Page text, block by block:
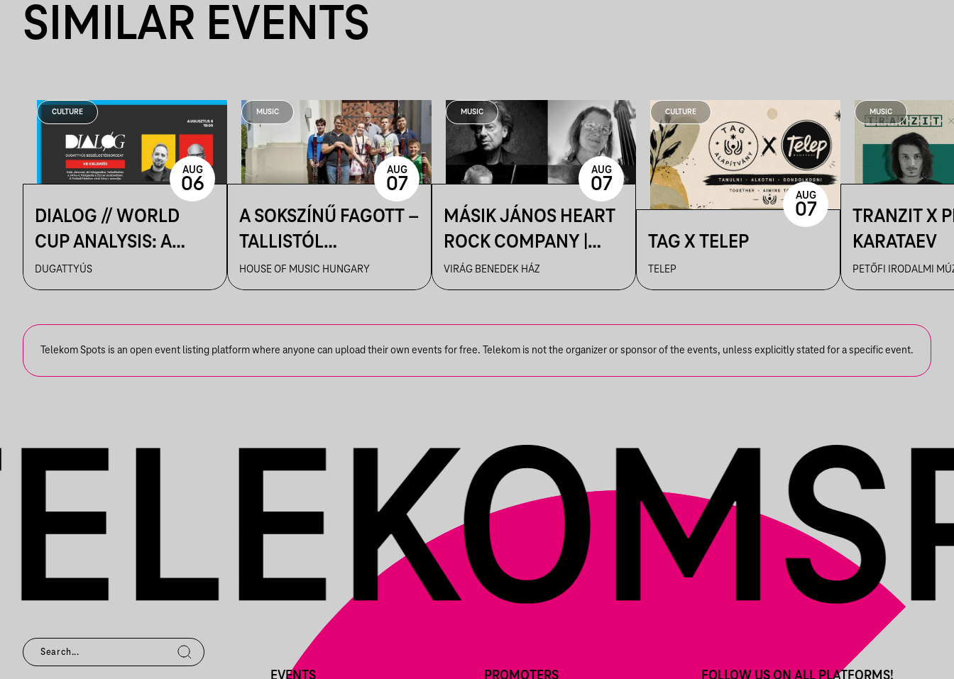
SIMILAR EVENTS
CULTURE
DIALOG // WORLD
CUP ANALYSIS: A
CONVERSATION
BETWEEN DR. TAMÁS
GERŐ AND JÁNOS
KELE
DUGATTYÚS
AUG
06
MUSIC
A SOKSZÍNŰ FAGOTT –
TALLISTÓL
PIAZZOLLÁIG
HOUSE OF MUSIC HUNGARY
AUG
07
MUSIC
MÁSIK JÁNOS HEART
ROCK COMPANY |
VBH NYÁR
VIRÁG BENEDEK HÁZ
AUG
07
CULTURE
TAG X TELEP
TELEP
AUG
07
MUSIC
TRANZIT X
KARATAEV
PETŐFI IRODALMI
Telekom Spots is an open event listing platform where anyone can upload their own events for free. Telekom is not the organizer or sponsor of the events, unless explicitly stated for a specific event.
EVENTS PROMOTERS FOLLOW US ON ALL PLATFORMS!